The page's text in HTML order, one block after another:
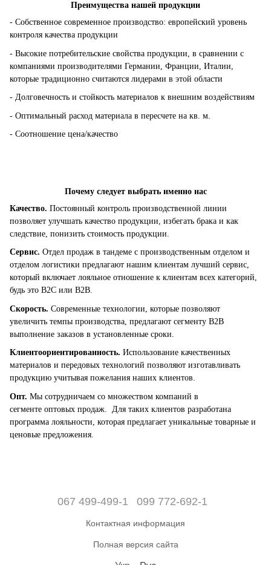
Преимущества нашей продукции
- Собственное современное производство: европейский уровень
контроля качества продукции
- Высокие потребительские свойства продукции, в сравнении с
компаниями производителями Германии, Франции, Италии,
которые традиционно считаются лидерами в этой области
- Долговечность и стойкость материалов к внешним воздействиям
- Оптимальный расход материала в пересчете на кв. м.
- Соотношение цена/качество
Почему следует выбрать именно нас
Качество. Постоянный контроль производственной линии
позволяет улучшать качество продукции, избегать брака и как
следствие, понизить стоимость продукции.
Сервис. Отдел продаж в тандеме с производственным отделом и
отделом логистики предлагают нашим клиентам лучший сервис,
который включает лояльное отношение к клиентам всех категорий,
будь это B2C или B2B.
Скорость. Современные технологии, которые позволяют
увеличить темпы производства, предлагают сегменту B2B
выполнение заказов в установленные сроки.
Клиентоориентированность. Использование качественных
материалов и передовых технологий позволяют изготавливать
продукцию учитывая пожелания наших клиентов.
Опт. Мы сотрудничаем со множеством компаний в
сегменте оптовых продаж. Для таких клиентов разработана
программа лояльности, которая предлагает уникальные товарные и
ценовые предложения.
067 499-499-1 099 772-692-1
Контактная информация
Полная версия сайта